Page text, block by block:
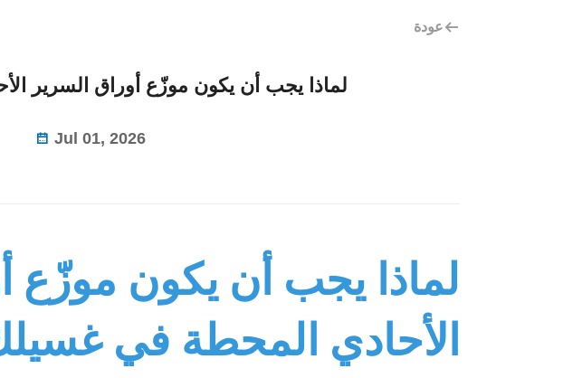
عودة
لماذا يجب أن يكون موزّع أوراق السرير
Jul 01, 2026
لماذا يجب أن يكون موزّع
الأحادي المحطة في